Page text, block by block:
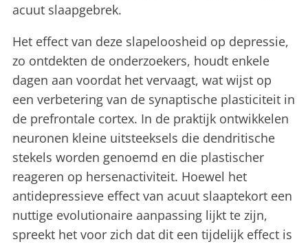
acuut slaapgebrek.
Het effect van deze slapeloosheid op depressie,
zo ontdekten de onderzoekers, houdt enkele
dagen aan voordat het vervaagt, wat wijst op
een verbetering van de synaptische plasticiteit in
de prefrontale cortex. In de praktijk ontwikkelen
neuronen kleine uitsteeksels die dendritische
stekels worden genoemd en die plastischer
reageren op hersenactiviteit. Hoewel het
antidepressieve effect van acuut slaaptekort een
nuttige evolutionaire aanpassing lijkt te zijn,
spreekt het voor zich dat dit een tijdelijk effect is